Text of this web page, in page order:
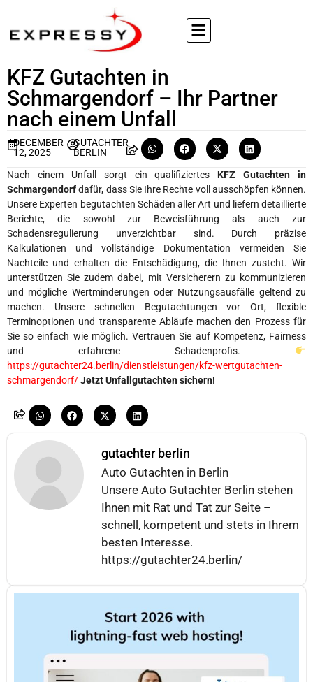
KFZ Gutachten in
Schmargendorf – Ihr Partner
nach einem Unfall
DECEMBER
12, 2025
GUTACHTER
BERLIN
Nach einem Unfall sorgt ein qualifiziertesKFZ Gutachten in
Schmargendorfdafür, dass Sie Ihre Rechte voll ausschöpfen können.
Unsere Experten begutachten Schäden aller Art und liefern detaillierte
Berichte, die sowohl zur Beweisführung als auch zur
Schadensregulierung unverzichtbar sind. Durch präzise
Kalkulationen und vollständige Dokumentation vermeiden Sie
Nachteile und erhalten die Entschädigung, die Ihnen zusteht. Wir
unterstützen Sie zudem dabei, mit Versicherern zu kommunizieren
und mögliche Wertminderungen oder Nutzungsausfälle geltend zu
machen. Unsere schnellen Begutachtungen vor Ort, flexible
Terminoptionen und transparente Abläufe machen den Prozess für
Sie so einfach wie möglich. Vertrauen Sie auf Kompetenz, Fairness
und erfahrene Schadenprofis.
https://gutachter24.berlin/dienstleistungen/kfz-wertgutachten-
schmargendorf/Jetzt Unfallgutachten sichern!
gutachter berlin
Auto Gutachten in Berlin
Unsere Auto Gutachter Berlin stehen
Ihnen mit Rat und Tat zur Seite –
schnell, kompetent und stets in Ihrem
besten Interesse.
https://gutachter24.berlin/